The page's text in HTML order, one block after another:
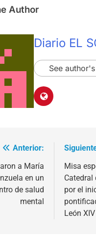
Author
Diario EL
See
Anterior:
a María
en un
de salud
mental
Misa
Catedral
por el
León XIV